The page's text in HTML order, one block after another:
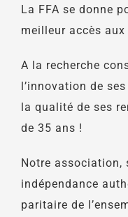
La FFA se donne
meilleur accès
A la recherche
l’innovation de
la qualité de ses
de 35 ans !
Notre association,
indépendance
paritaire de